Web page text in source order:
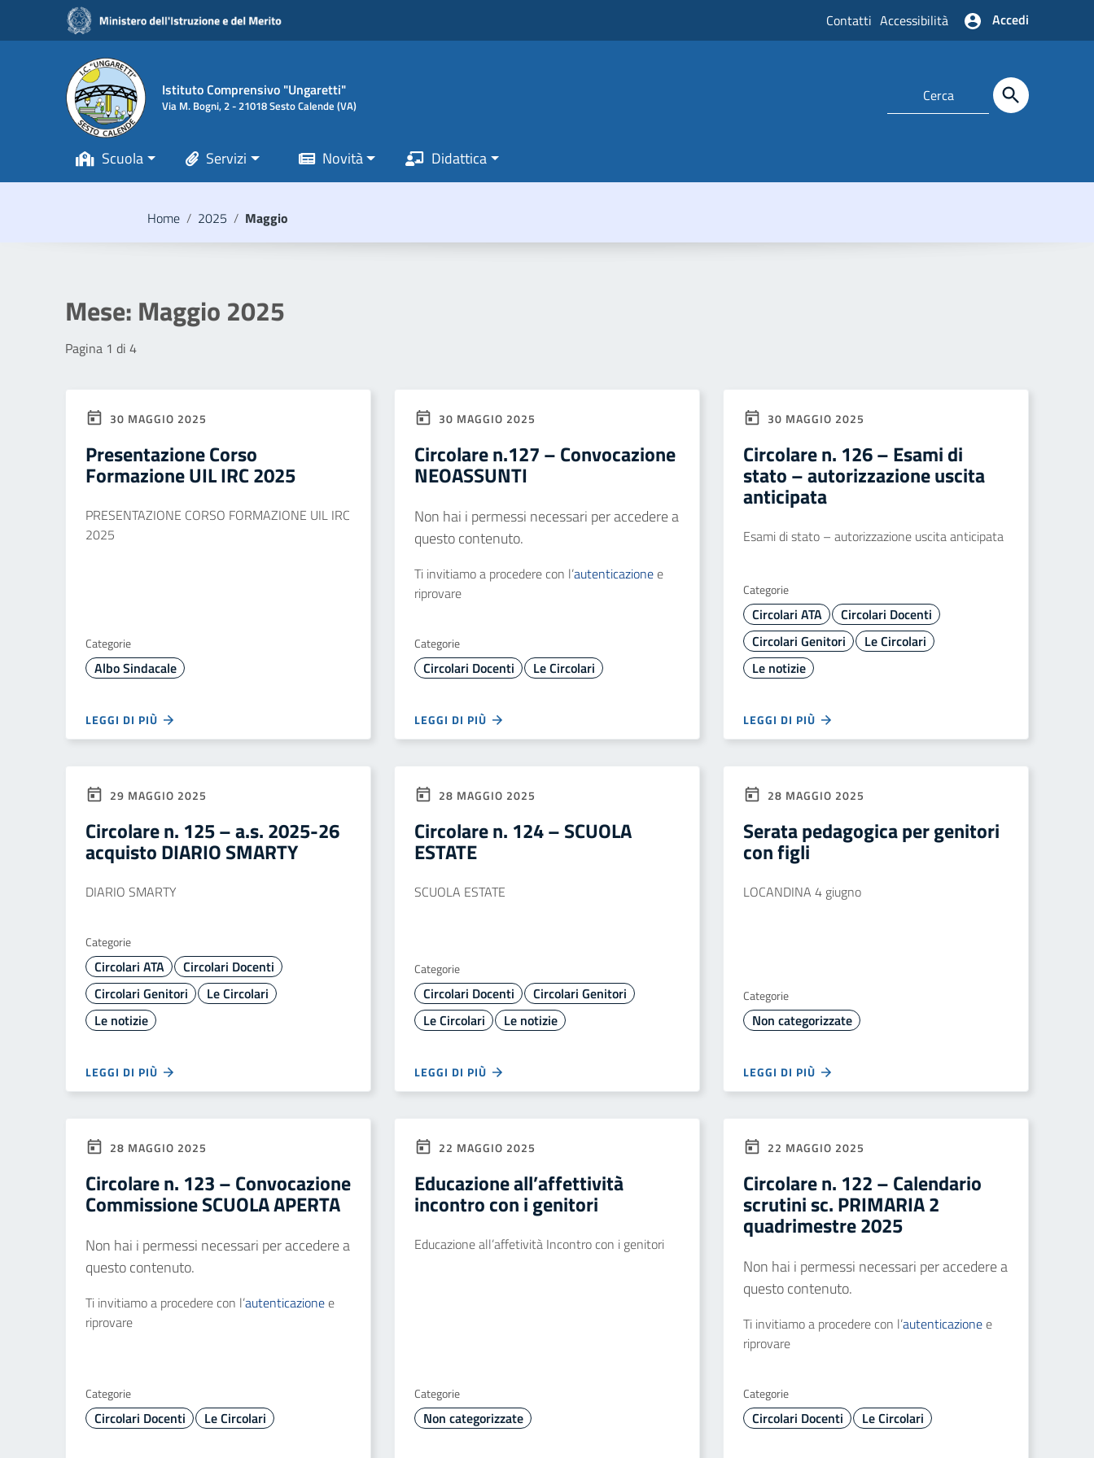
Vai ai contenuti
Vai al menu di navigazione
Vai al footer
Contatti Accessibilità Accedi
Istituto Comprensivo "Ungaretti"
Via M. Bogni, 2 - 21018 Sesto Calende (VA)
Scuola Servizi Novità Didattica
Home / 2025 / Maggio
Mese: Maggio 2025
Pagina 1 di 4
30 MAGGIO 2025
Presentazione Corso
Formazione UIL IRC 2025
PRESENTAZIONE CORSO FORMAZIONE UIL IRC
2025
Categorie
Albo Sindacale
LEGGI DI PIÙ
30 MAGGIO 2025
Circolare n.127 – Convocazione
NEOASSUNTI
Non hai i permessi necessari per accedere a
questo contenuto.
Ti invitiamo a procedere con l’autenticazionee
riprovare
Categorie
Circolari Docenti Le Circolari
LEGGI DI PIÙ
30 MAGGIO 2025
Circolare n. 126 – Esami di
stato – autorizzazione uscita
anticipata
Esami di stato – autorizzazione uscita anticipata
Categorie
Circolari ATA
Circolari Docenti
Circolari Genitori
Le Circolari
Le notizie
LEGGI DI PIÙ
29 MAGGIO 2025
Circolare n. 125 – a.s. 2025-26
acquisto DIARIO SMARTY
DIARIO SMARTY
Categorie
Circolari ATA
Circolari Docenti
Circolari Genitori
Le Circolari
Le notizie
LEGGI DI PIÙ
28 MAGGIO 2025
Circolare n. 124 – SCUOLA
ESTATE
SCUOLA ESTATE
Categorie
Circolari Docenti
Circolari Genitori
Le Circolari
Le notizie
LEGGI DI PIÙ
28 MAGGIO 2025
Serata pedagogica per genitori
con figli
LOCANDINA 4 giugno
Categorie
Non categorizzate
LEGGI DI PIÙ
28 MAGGIO 2025
Circolare n. 123 – Convocazione
Commissione SCUOLA APERTA
Non hai i permessi necessari per accedere a
questo contenuto.
Ti invitiamo a procedere con l’autenticazionee
riprovare
Categorie
Circolari Docenti Le Circolari
22 MAGGIO 2025
Educazione all’affettività
incontro con i genitori
Educazione all’affetività Incontro con i genitori
Categorie
Non categorizzate
22 MAGGIO 2025
Circolare n. 122 – Calendario
scrutini sc. PRIMARIA 2
quadrimestre 2025
Non hai i permessi necessari per accedere a
questo contenuto.
Ti invitiamo a procedere con l’autenticazionee
riprovare
Categorie
Circolari Docenti Le Circolari